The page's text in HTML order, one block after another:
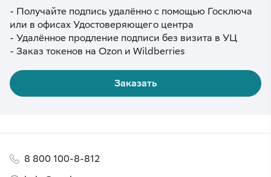
- Получайте подпись удалённо с помощью Госключа
или в офисах Удостоверяющего центра
- Удалённое продление подписи без визита в УЦ
- Заказ токенов на Ozon и Wildberries
Заказать
8 800 100-8-812